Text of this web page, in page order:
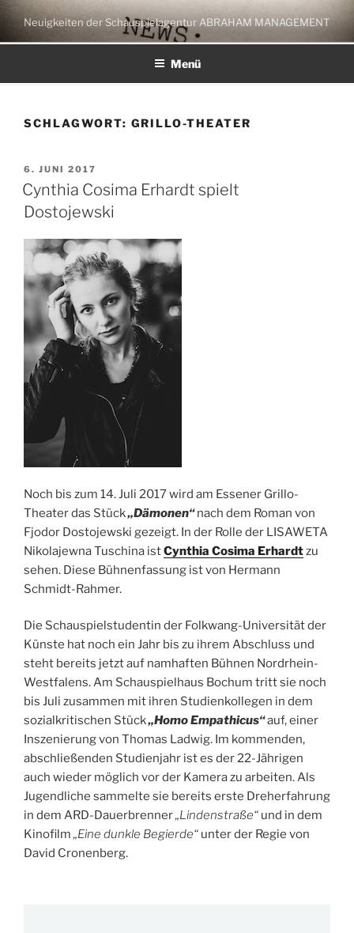
Zum
Inhalt
springen
Neuigkeiten der Schauspielagentur ABRAHAM MANAGEMENT
Menü
SCHLAGWORT: GRILLO-THEATER
VERÖFFENTLICHT
AM
6. JUNI 2017
Cynthia Cosima Erhardt spielt
Dostojewski
Noch bis zum 14. Juli 2017 wird am Essener Grillo-
Theater das Stück„Dämonen“nach dem Roman von
Fjodor Dostojewski gezeigt. In der Rolle der LISAWETA
Nikolajewna Tuschina istCynthia Cosima Erhardtzu
sehen. Diese Bühnenfassung ist von Hermann
Schmidt-Rahmer.
Die Schauspielstudentin der Folkwang-Universität der
Künste hat noch ein Jahr bis zu ihrem Abschluss und
steht bereits jetzt auf namhaften Bühnen Nordrhein-
Westfalens. Am Schauspielhaus Bochum tritt sie noch
bis Juli zusammen mit ihren Studienkollegen in dem
sozialkritischen Stück„Homo Empathicus“auf, einer
Inszenierung von Thomas Ladwig. Im kommenden,
abschließenden Studienjahr ist es der 22-Jährigen
auch wieder möglich vor der Kamera zu arbeiten. Als
Jugendliche sammelte sie bereits erste Dreherfahrung
in dem ARD-Dauerbrenner„Lindenstraße“ und in dem
Kinofilm„Eine dunkle Begierde“ unter der Regie von
David Cronenberg.